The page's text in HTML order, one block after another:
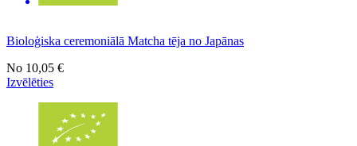
Bioloģiska ceremoniālā Matcha tēja no Japānas
No 10,05 €
Izvēlēties